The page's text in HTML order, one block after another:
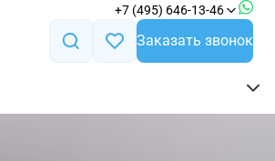
+7 (495) 646-13-46
Заказать звонок